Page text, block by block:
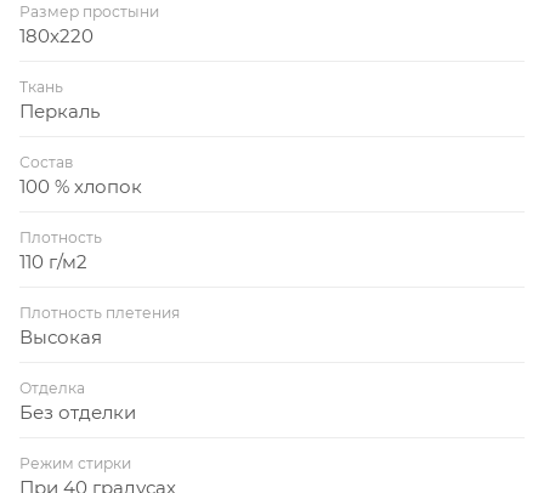
Размер простыни
180x220
Ткань
Перкаль
Состав
100 % хлопок
Плотность
110 г/м2
Плотность плетения
Высокая
Отделка
Без отделки
Режим стирки
При 40 градусах